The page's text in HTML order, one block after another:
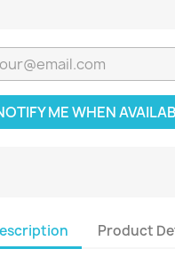
ME WHEN
Product